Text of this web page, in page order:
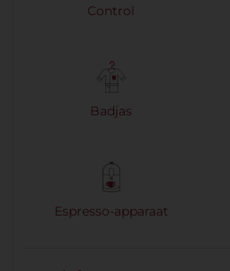
Control
Badjas
Espresso-apparaat